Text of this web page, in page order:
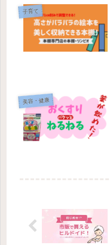
子育て
美容・健康